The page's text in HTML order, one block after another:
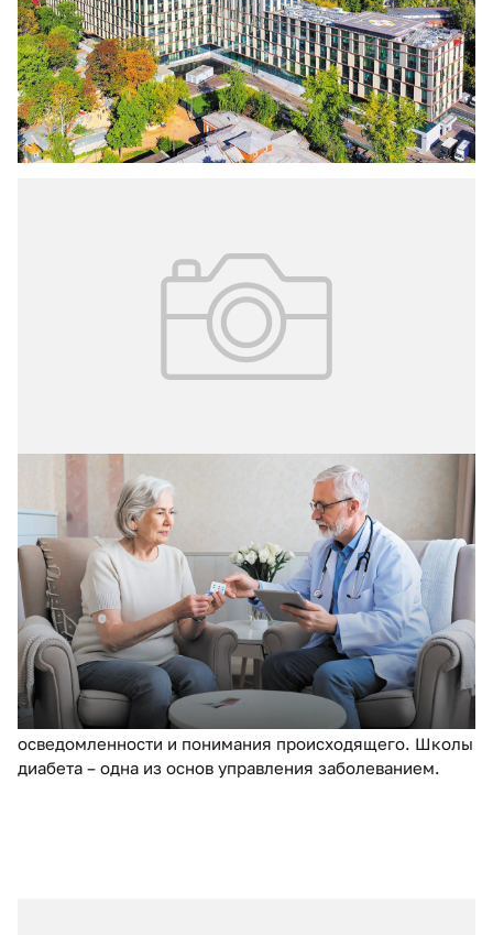
В 2025 году в Москве было открыто и
реконструировано несколько объектов детской
медицины
№ 6 (70)
Возможно ли успешное лечение
сахарного диабета без обучения
больных управлению своим
заболеванием?
Пациенты с хроническими заболеваниями, к которым
относится и сахарный диабет, нуждаются в постоянном
контроле собственного состояния. Это требует от
каждого из них достаточно высокого уровня
осведомленности и понимания происходящего. Школы
диабета – одна из основ управления заболеванием.